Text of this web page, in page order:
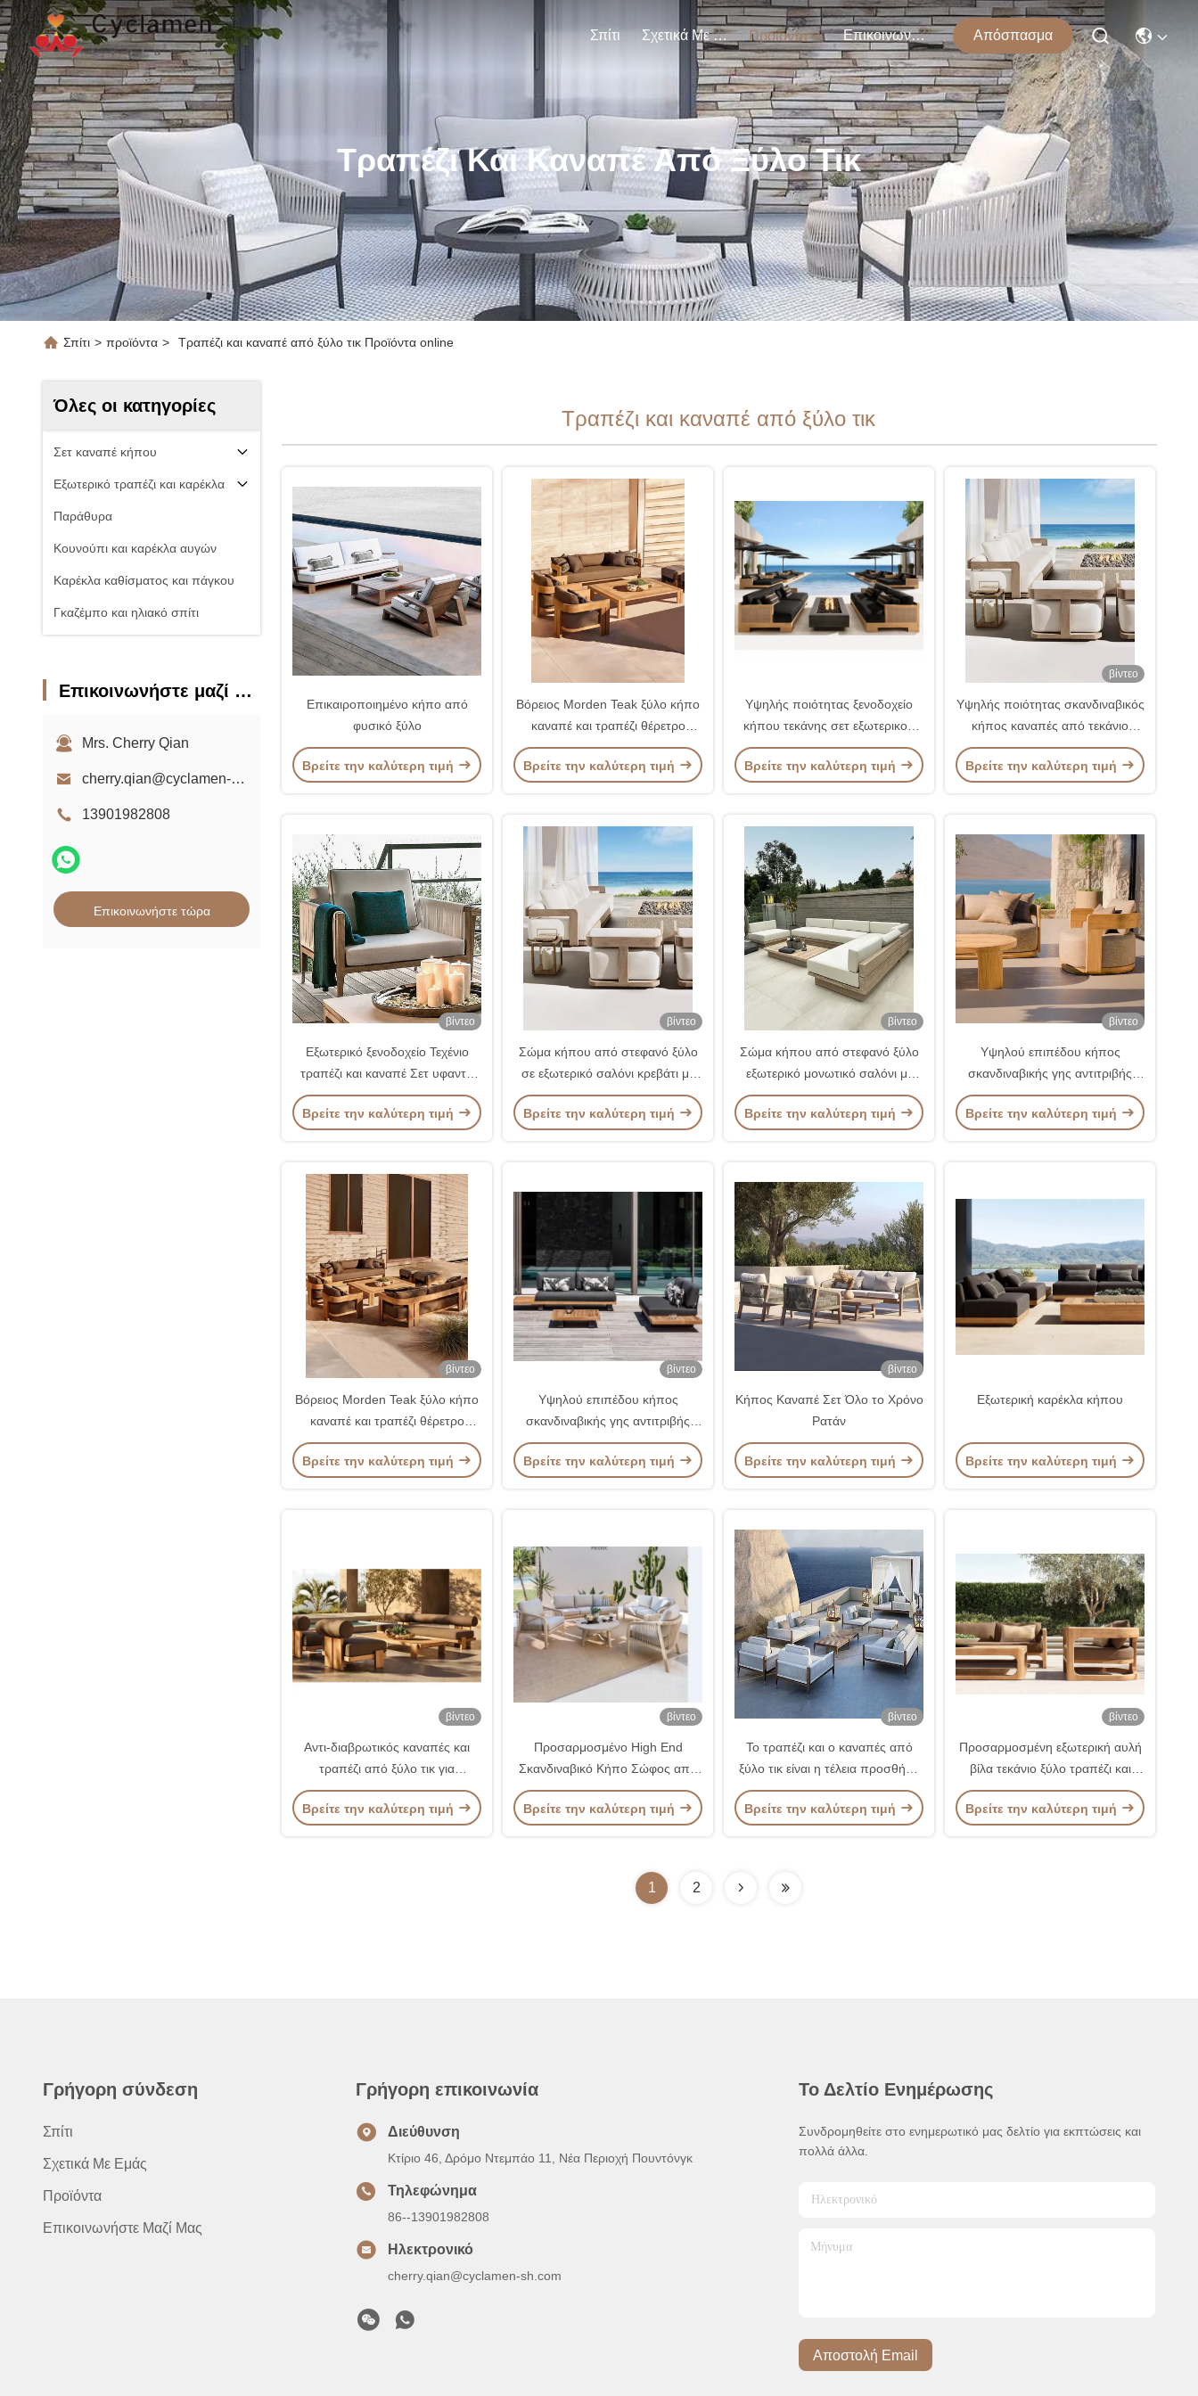
Σπίτι Σχετικά Με Εμάς Προϊόντα Επικοινωνήστε Μαζί Μας Απόσπασμα
Τραπέζι Και Καναπέ Από Ξύλο Τικ
Σπίτι > προϊόντα > Τραπέζι και καναπέ από ξύλο τικ Προϊόντα online
Όλες οι κατηγορίες
Σετ καναπέ κήπου
Εξωτερικό τραπέζι και καρέκλα
Παράθυρα
Κουνούπι και καρέκλα αυγών
Καρέκλα καθίσματος και πάγκου
Γκαζέμπο και ηλιακό σπίτι
Επικοινωνήστε μαζί μας
Mrs. Cherry Qian
cherry.qian@cyclamen-sh.com
13901982808
Επικοινωνήστε τώρα
Τραπέζι και καναπέ από ξύλο τικ
Επικαιροποιημένο κήπο από
φυσικό ξύλο
Βρείτε την καλύτερη τιμή
Βόρειος Morden Teak ξύλο κήπο
καναπέ και τραπέζι θέρετρο
Εγκατάσταση εξωτερικών
επίπλων
Βρείτε την καλύτερη τιμή
Υψηλής ποιότητας ξενοδοχείο
κήπου τεκάνης σετ εξωτερικού
χειροποίητο υφασμένο σχοινί
τεκάνης καναπέ και έπιπλα
Βρείτε την καλύτερη τιμή
βίντεο
Υψηλής ποιότητας σκανδιναβικός
κήπος καναπές από τεκάνιο
καρέκλες σαλόνι για εξωτερικά
έπιπλα βίλας θέρετρο
Βρείτε την καλύτερη τιμή
βίντεο
Εξωτερικό ξενοδοχείο Τεχένιο
τραπέζι και καναπέ Σετ υφαντό
σχοινί Καναπέ για έπιπλα κήπου
Βρείτε την καλύτερη τιμή
βίντεο
Σώμα κήπου από στεφανό ξύλο
σε εξωτερικό σαλόνι κρεβάτι με
υψηλό μαξιλάρι σφουγγάρι
Βρείτε την καλύτερη τιμή
βίντεο
Σώμα κήπου από στεφανό ξύλο
εξωτερικό μονωτικό σαλόνι με
υψηλό μαξιλάρι σφουγγαριού
Βρείτε την καλύτερη τιμή
βίντεο
Υψηλού επιπέδου κήπος
σκανδιναβικής γης αντιτριβής
καναπέ από τικ για εξωτερικά
έπιπλα βίλας θέρετρο
Βρείτε την καλύτερη τιμή
βίντεο
Βόρειος Morden Teak ξύλο κήπο
καναπέ και τραπέζι θέρετρο
Εγκατάσταση εξωτερικών
επίπλων
Βρείτε την καλύτερη τιμή
βίντεο
Υψηλού επιπέδου κήπος
σκανδιναβικής γης αντιτριβής
καναπέ από τικ για εξωτερικά
έπιπλα βίλας θέρετρο
Βρείτε την καλύτερη τιμή
βίντεο
Κήπος Καναπέ Σετ Όλο το Χρόνο
Ρατάν
Βρείτε την καλύτερη τιμή
Εξωτερική καρέκλα κήπου
Βρείτε την καλύτερη τιμή
βίντεο
Αντι-διαβρωτικός καναπές και
τραπέζι από ξύλο τικ για
υπαίθριους χώρους διαβίωσης
Βρείτε την καλύτερη τιμή
βίντεο
Προσαρμοσμένο High End
Σκανδιναβικό Κήπο Σώφος από
Μακρύ Ξύλο Σετ Εξωτερικών
Θρέλων
Βρείτε την καλύτερη τιμή
βίντεο
Το τραπέζι και ο καναπές από
ξύλο τικ είναι η τέλεια προσθήκη
στη συλλογή σου επίπλων.
Βρείτε την καλύτερη τιμή
βίντεο
Προσαρμοσμένη εξωτερική αυλή
βίλα τεκάνιο ξύλο τραπέζι και
καναπέ για τον κήπο ελεύθερο
χρόνο
Βρείτε την καλύτερη τιμή
1 2
Γρήγορη σύνδεση
Σπίτι
Σχετικά Με Εμάς
Προϊόντα
Επικοινωνήστε Μαζί Μας
Γρήγορη επικοινωνία
Διεύθυνση
Κτίριο 46, Δρόμο Ντεμπάο 11, Νέα Περιοχή Πουντόνγκ
Τηλεφώνημα
86--13901982808
Ηλεκτρονικό
cherry.qian@cyclamen-sh.com
Το Δελτίο Ενημέρωσης
Συνδρομηθείτε στο ενημερωτικό μας δελτίο για εκπτώσεις και
πολλά άλλα.
Αποστολή Email